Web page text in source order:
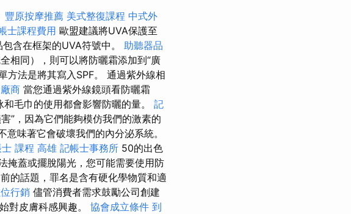
豐原按摩推薦 美式整復課程 中式外
士課程費用 歐盟建議將UVA保護至
含在框架的UVA符號中。 助聽器品
相同），則可以將防曬霜添加到“廣
方法是將其寫入SPF。 通過紫外線相
商 當您通過紫外線鏡頭看防曬霜
和毛巾的使用都會影響防曬的量。 記
”，因為它們能夠模仿我們的激素的
味著它會破壞我們的內分泌系統。
課程 高雄 記帳士事務所 50的出色
掩蓋或擺脫陽光，您可能需要使用防
的話題，罪名是含有硬化學物質和適
行銷 儘管消費者需求鼓勵公司創建
對皮膚科感興趣。 協會成立條件 到